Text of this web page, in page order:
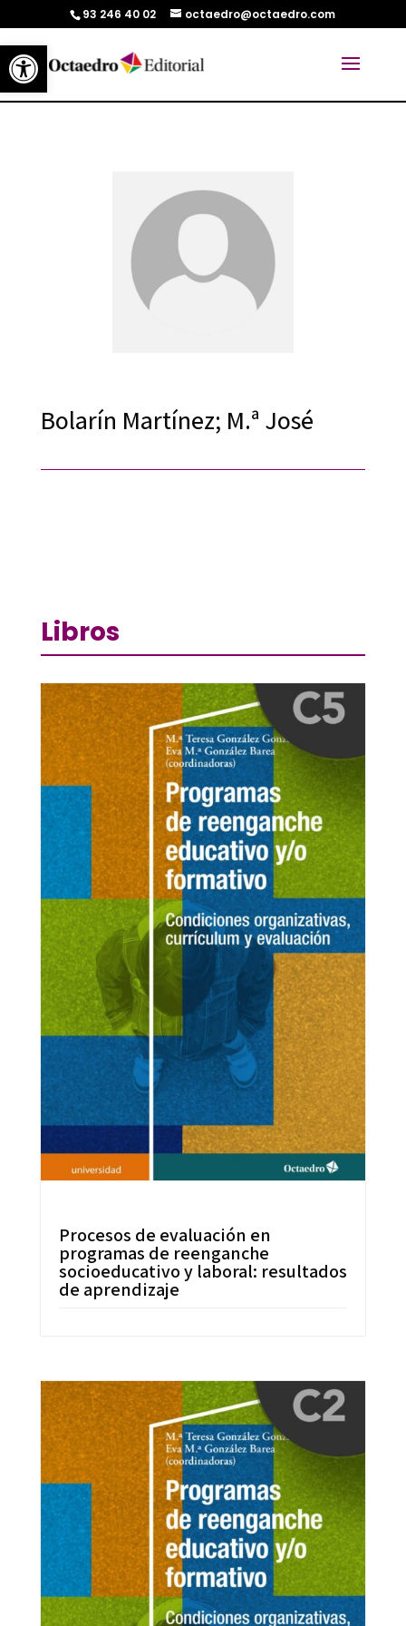
Abrir barra de herramientas
93 246 40 02 octaedro@octaedro.com
Bolarín Martínez; M.ª José
Libros
Procesos de evaluación en
programas de reenganche
socioeducativo y laboral: resultados
de aprendizaje